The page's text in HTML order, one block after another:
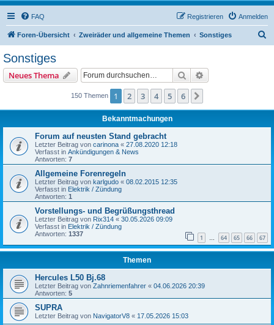
FAQ Anmelden
Registrieren
Foren-Übersicht Zweiräder und allgemeine Themen Sonstiges
Sonstiges
Neues Thema Suche
150 Themen 1 2 3 4 5 6
Bekanntmachungen
Forum auf neusten Stand gebracht
Letzter Beitrag von carinona « 27.08.2020 12:18
Verfasst in Ankündigungen & News
Antworten: 7
Allgemeine Forenregeln
Letzter Beitrag von karlgudo « 08.02.2015 12:35
Verfasst in Elektrik / Zündung
Antworten: 1
Vorstellungs- und Begrüßungsthread
Letzter Beitrag von Rix314 « 30.05.2026 09:09
Verfasst in Elektrik / Zündung
Antworten: 1337 1 … 64 65 66 67
Themen
Hercules L50 Bj.68
Letzter Beitrag von Zahnriemenfahrer « 04.06.2026 20:39
Antworten: 5
SUPRA
Letzter Beitrag von NavigatorV8 « 17.05.2026 15:03